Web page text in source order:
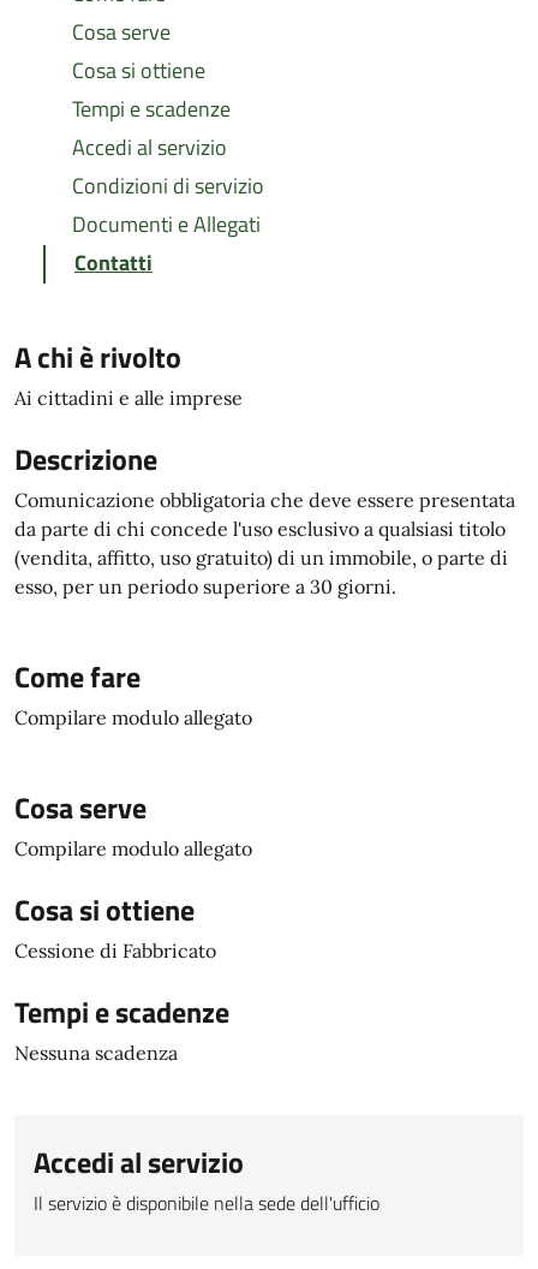
Cosa serve
Cosa si ottiene
Tempi e scadenze
Accedi al servizio
Condizioni di servizio
Documenti e Allegati
Contatti
A chi è rivolto
Ai cittadini e alle imprese
Descrizione
Comunicazione obbligatoria che deve essere presentata
da parte di chi concede l'uso esclusivo a qualsiasi titolo
(vendita, affitto, uso gratuito) di un immobile, o parte di
esso, per un periodo superiore a 30 giorni.
Come fare
Compilare modulo allegato
Cosa serve
Compilare modulo allegato
Cosa si ottiene
Cessione di Fabbricato
Tempi e scadenze
Nessuna scadenza
Accedi al servizio
Il servizio è disponibile nella sede dell'ufficio